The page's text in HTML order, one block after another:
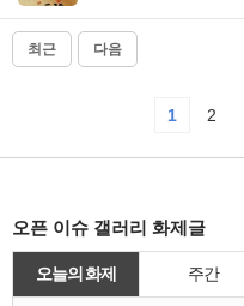
최근 다음
1 2
오픈 이슈 갤러리 화제글
오늘의 화제 주간